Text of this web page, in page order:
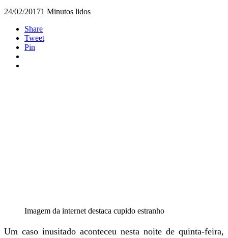
24/02/20171 Minutos lidos
Share
Tweet
Pin
Imagem da internet destaca cupido estranho
Um caso inusitado aconteceu nesta noite de quinta-feira,